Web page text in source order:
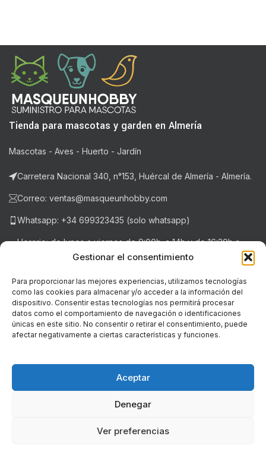
Gestionar el consentimiento
Para proporcionar las mejores experiencias, utilizamos tecnologías
como las cookies para almacenar y/o acceder a la información del
dispositivo. Consentir estas tecnologías nos permitirá procesar
datos como el comportamiento de navegación o identificaciones
únicas en este sitio. No consentir o retirar el consentimiento, puede
afectar negativamente a ciertas características y funciones.
Aceptar
Denegar
Ver preferencias
Tienda para mascotas y garden en Almería
Mascotas - Aves - Huerto - Jardín
Carretera Nacional 340, n°153, Huércal de Almería - Almería.
Correo: ventas@masqueunhobby.com
Whatsapp: +34 699323435 (solo whatsapp)
Horario: de lunes a viernes de 9:00h. a 14h y de 16:30h a
20:30h . Sábados de 9:00h a 14:00h.
NOTICIAS RECIENTES
LEGAL
PROGRAMA KIT DIGITAL FINANCIADO POR LOS FONDOS NEXT
GENERATION (EU) DEL MECANISMO DE RECUPERACIÓN Y RESILIENCIA